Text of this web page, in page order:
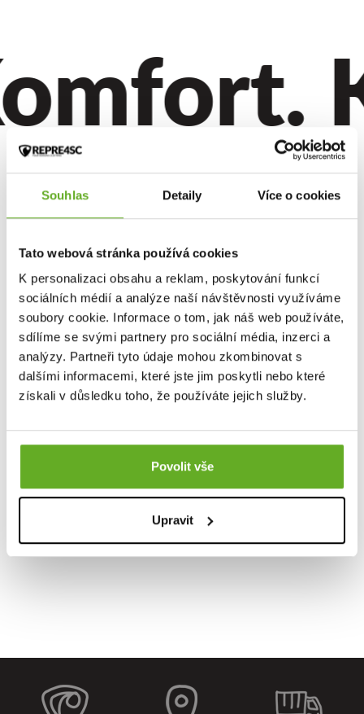
Souhlas Detaily Více o cookies
Tato webová stránka používá cookies
K personalizaci obsahu a reklam, poskytování funkcí
sociálních médií a analýze naší návštěvnosti využíváme
soubory cookie. Informace o tom, jak náš web používáte,
sdílíme se svými partnery pro sociální média, inzerci a
analýzy. Partneři tyto údaje mohou zkombinovat s
dalšími informacemi, které jste jim poskytli nebo které
získali v důsledku toho, že používáte jejich služby.
Povolit vše
Upravit